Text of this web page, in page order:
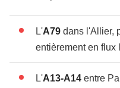
L'A79 dans l'Allier,
entièrement en flux
L'A13-A14 entre